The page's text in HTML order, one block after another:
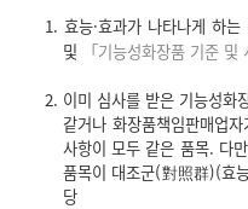
1. 효능·효과가 나타나게 하
및
「기능성화장품 기준 및
2. 이미 심사를 받은 기능성화
같거나 화장품책임판매업
사항이 모두 같은 품목. 다
품목이 대조군(對照群)(효
당